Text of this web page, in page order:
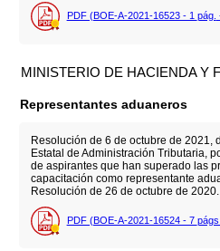
PDF (BOE-A-2021-16523 - 1 pág.
MINISTERIO DE HACIENDA Y
Representantes aduaneros
Resolución de 6 de octubre de 2021,
Estatal de Administración Tributaria,
de aspirantes que han superado las
capacitación como representante
Resolución de 26 de octubre de 2020.
PDF (BOE-A-2021-16524 - 7 págs.